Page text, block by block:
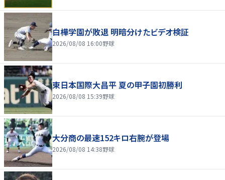
白樺学園が敗退 明暗分けたビデオ検証
2026/08/08 16:00野球
東日本国際大昌平 夏の甲子園初勝利
2026/08/08 15:39野球
大分商の最速152キロ右腕が登場
2026/08/08 14:38野球